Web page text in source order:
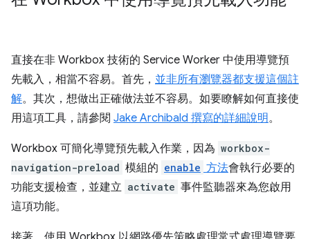
直接在非 Workbox 技術的 Service Worker 中使用導覽預
先載入，相當不容易。首先， 並非所有瀏覽器都支援這個註
解。其次，想做出正確做法並不容易。如要瞭解如何直接使
用這項工具，請參閱 Jake Archibald 撰寫的詳細說明。
Workbox 可簡化導覽預先載入作業，因為 workbox-
navigation-preload 模組的 enable 方法會執行必要的
功能支援檢查，並建立 activate 事件監聽器來為您啟用
這項功能。